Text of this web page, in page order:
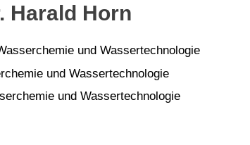
Harald Horn
und Wassertechnologie
und Wassertechnologie
und Wassertechnologie